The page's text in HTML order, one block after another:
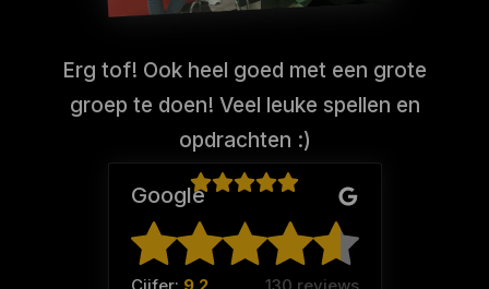
Erg tof! Ook heel goed met een grote
groep te doen! Veel leuke spellen en
opdrachten :)
Jorika (Team:Sokkelientjes
Google